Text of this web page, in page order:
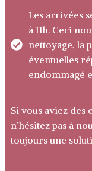
Les arrivées
à 11h. Ceci
nettoyage, la
éventuelles
endommagé
Si vous aviez
n’hésitez pas à
toujours une